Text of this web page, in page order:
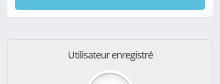
Utilisateur enregistré